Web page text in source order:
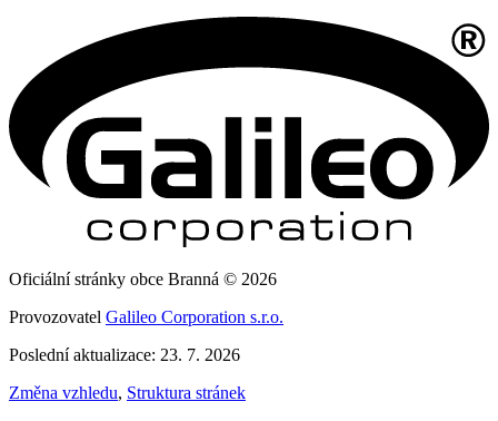
Oficiální stránky obce Branná © 2026
Provozovatel Galileo Corporation s.r.o.
Poslední aktualizace: 23. 7. 2026
Změna vzhledu, Struktura stránek